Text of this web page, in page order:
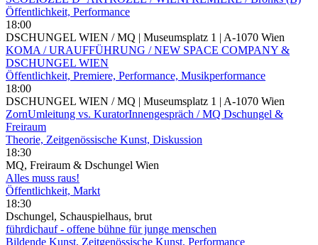
Öffentlichkeit, Performance
18:00
DSCHUNGEL WIEN / MQ | Museumsplatz 1 | A-1070 Wien
KOMA / URAUFFÜHRUNG / NEW SPACE COMPANY &
DSCHUNGEL WIEN
Öffentlichkeit, Premiere, Performance, Musikperformance
18:00
DSCHUNGEL WIEN / MQ | Museumsplatz 1 | A-1070 Wien
ZornUmleitung vs. KuratorInnengespräch / MQ Dschungel &
Freiraum
Theorie, Zeitgenössische Kunst, Diskussion
18:30
MQ, Freiraum & Dschungel Wien
Alles muss raus!
Öffentlichkeit, Markt
18:30
Dschungel, Schauspielhaus, brut
führdichauf - offene bühne für junge menschen
Bildende Kunst, Zeitgenössische Kunst, Performance